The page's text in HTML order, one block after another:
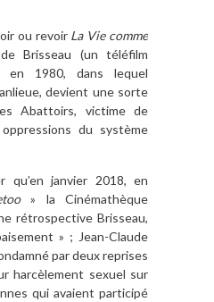
ou revoir La Vie comme
Brisseau (un téléfilm
en 1980, dans lequel
devient une sorte
Abattoirs, victime de
du système
janvier 2018, en
» la Cinémathèque
rétrospective Brisseau,
» ; Jean-Claude
par deux reprises
harcèlement sexuel sur
qui avaient participé